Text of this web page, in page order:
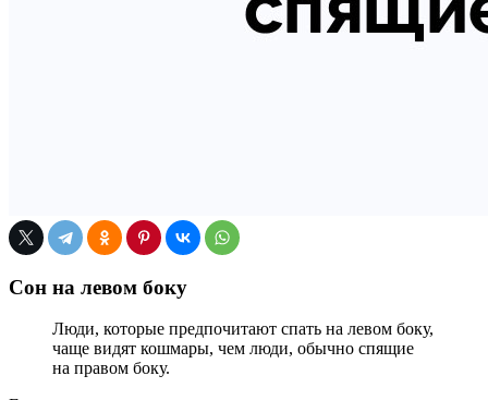
Сон на левом боку
Люди, которые предпочитают спать на левом боку,
чаще видят кошмары, чем люди, обычно спящие
на правом боку.